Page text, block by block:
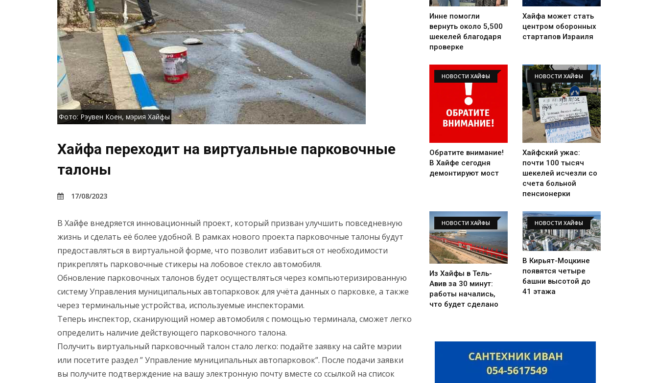
Фото: Рэувен Коен, мэрия Хайфы
Хайфа переходит на виртуальные парковочные
талоны
17/08/2023
В Хайфе внедряется инновационный проект, который призван улучшить повседневную
жизнь и сделать её более удобной. В рамках нового проекта парковочные талоны будут
предоставляться в виртуальной форме, что позволит избавиться от необходимости
прикреплять парковочные стикеры на лобовое стекло автомобиля.
Обновление парковочных талонов будет осуществляться через компьютеризированную
систему Управления муниципальных автопарковок для учёта данных о парковке, а также
через терминальные устройства, используемые инспекторами.
Теперь инспектор, сканирующий номер автомобиля с помощью терминала, сможет легко
определить наличие действующего парковочного талона.
Получить виртуальный парковочный талон стало легко: подайте заявку на сайте мэрии
или посетите раздел ” Управление муниципальных автопарковок”. После подачи заявки
вы получите подтверждение на вашу электронную почту вместе со ссылкой на список
Инне помогли
вернуть около 5,500
шекелей благодаря
проверке
Хайфа может стать
центром оборонных
стартапов Израиля
НОВОСТИ ХАЙФЫ
Обратите внимание!
В Хайфе сегодня
демонтируют мост
НОВОСТИ ХАЙФЫ
Хайфский ужас:
почти 100 тысяч
шекелей исчезли со
счета больной
пенсионерки
НОВОСТИ ХАЙФЫ
Из Хайфы в Тель-
Авив за 30 минут:
работы начались,
что будет сделано
НОВОСТИ ХАЙФЫ
В Кирьят-Моцкине
появятся четыре
башни высотой до
41 этажа